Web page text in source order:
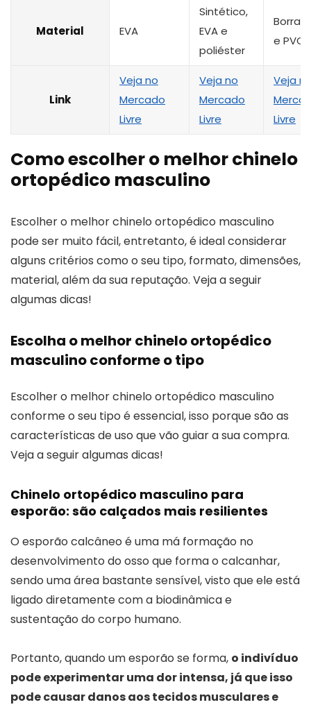
Material EVA
Sintético,
EVA e
poliéster
e PVC
Link
Veja no
Mercado
Livre
Veja no
Mercado
Livre
Veja
Livre
Como escolher o melhor chinelo
ortopédico masculino
Escolher o melhor chinelo ortopédico masculino
pode ser muito fácil, entretanto, é ideal considerar
alguns critérios como o seu tipo, formato, dimensões,
material, além da sua reputação. Veja a seguir
algumas dicas!
Escolha o melhor chinelo ortopédico
masculino conforme o tipo
Escolher o melhor chinelo ortopédico masculino
conforme o seu tipo é essencial, isso porque são as
características de uso que vão guiar a sua compra.
Veja a seguir algumas dicas!
Chinelo ortopédico masculino para
esporão: são calçados mais resilientes
O esporão calcâneo é uma má formação no
desenvolvimento do osso que forma o calcanhar,
sendo uma área bastante sensível, visto que ele está
ligado diretamente com a biodinâmica e
sustentação do corpo humano.
Portanto, quando um esporão se forma, o indivíduo
pode experimentar uma dor intensa, já que isso
pode causar danos aos tecidos musculares e